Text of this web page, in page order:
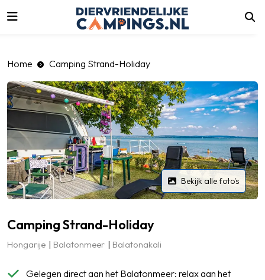
Home Camping Strand-Holiday
Bekijk alle foto's
Camping Strand-Holiday
Hongarije Balatonmeer Balatonakali
Gelegen direct aan het Balatonmeer: relax aan het